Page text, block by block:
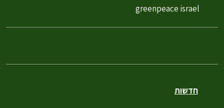
חדשות